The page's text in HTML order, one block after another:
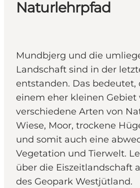
Naturlehrpfad
Mundbjerg und die
Landschaft sind in der
entstanden. Das bedeutet,
einem eher kleinen Gebiet
verschiedene Arten von
Wiese, Moor, trockene
und somit auch eine
Vegetation und Tierwelt.
über die Eiszeitlandschaft
des Geopark Westjütland.